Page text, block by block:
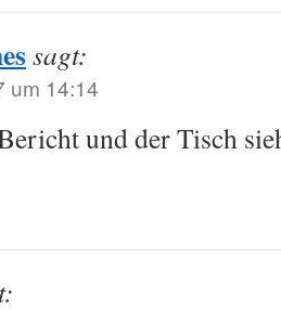
sagt:
um 14:14
und der Tisch